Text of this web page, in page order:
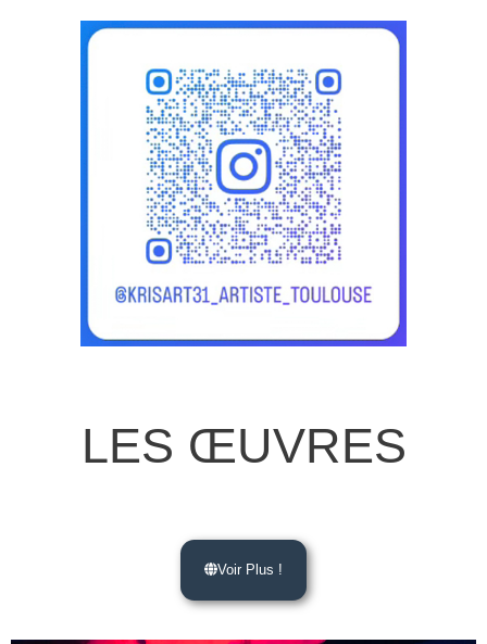
LES ŒUVRES
Voir Plus !